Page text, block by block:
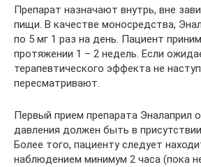
Препарат назначают внутрь, вне
пищи. В качестве моносредства,
по 5 мг 1 раз на день. Пациент
протяжении 1 – 2 недель. Если
терапевтического эффекта не
пересматривают.
Первый прием препарата Эналаприл
давления должен быть в
Более того, пациенту следует
наблюдением минимум 2 часа (пока